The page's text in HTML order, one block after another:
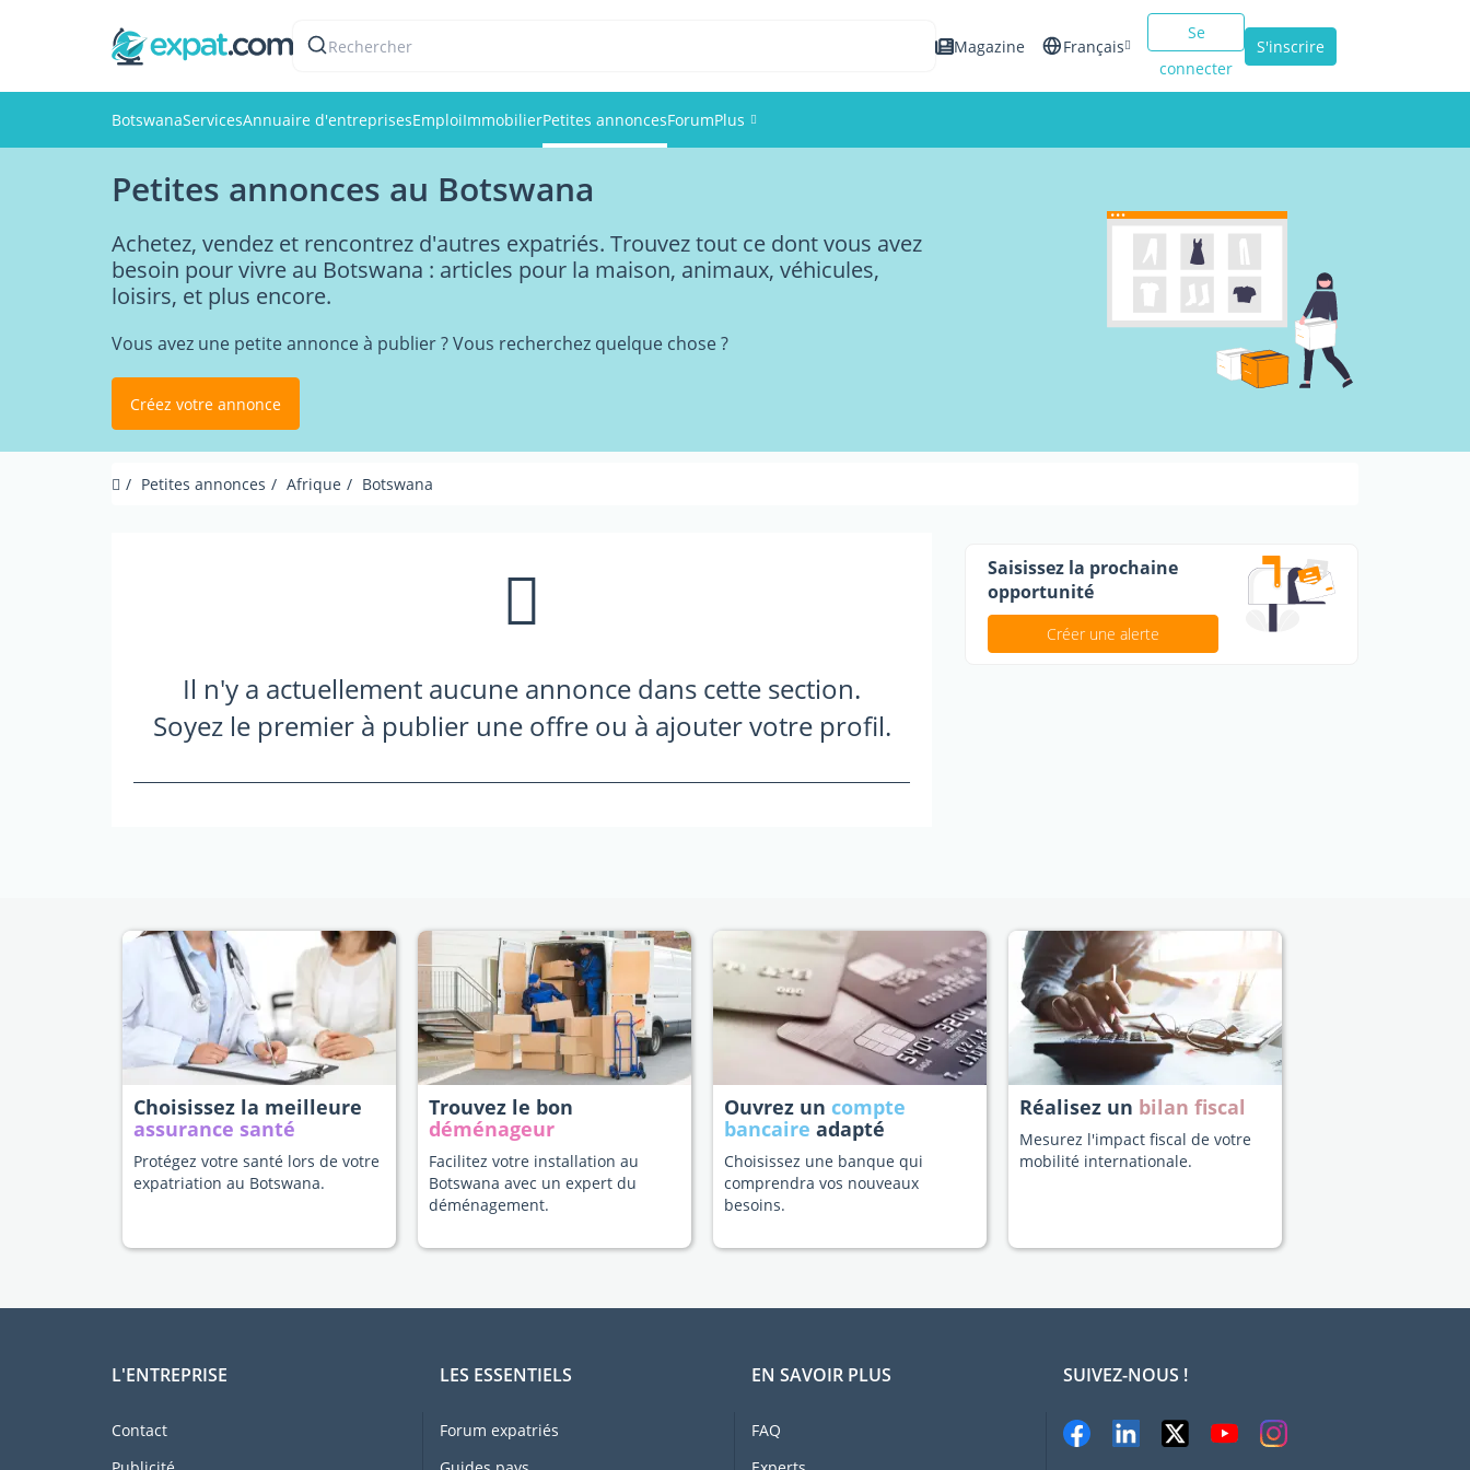
Rechercher Magazine Français
Se
connecter
S'inscrire
BotswanaServicesAnnuaire d'entreprisesEmploiImmobilierPetites annoncesForumPlus
Membres
Petites annonces au Botswana
Achetez, vendez et rencontrez d'autres expatriés. Trouvez tout ce dont vous avez
besoin pour vivre au Botswana : articles pour la maison, animaux, véhicules,
loisirs, et plus encore.
Vous avez une petite annonce à publier ? Vous recherchez quelque chose ?
Créez votre annonce
Petites annonces Afrique Botswana
Il n'y a actuellement aucune annonce dans cette section.
Soyez le premier à publier une offre ou à ajouter votre profil.
Saisissez la prochaine
opportunité
Créer une alerte
Choisissez la meilleure
assurance santé
Protégez votre santé lors de votre
expatriation au Botswana.
Trouvez le bon
déménageur
Facilitez votre installation au
Botswana avec un expert du
déménagement.
Ouvrez un compte
bancaire adapté
Choisissez une banque qui
comprendra vos nouveaux
besoins.
Réalisez un bilan fiscal
Mesurez l'impact fiscal de votre
mobilité internationale.
L'ENTREPRISE
Contact
LES ESSENTIELS
Forum expatriés
EN SAVOIR PLUS
FAQ
SUIVEZ-NOUS !